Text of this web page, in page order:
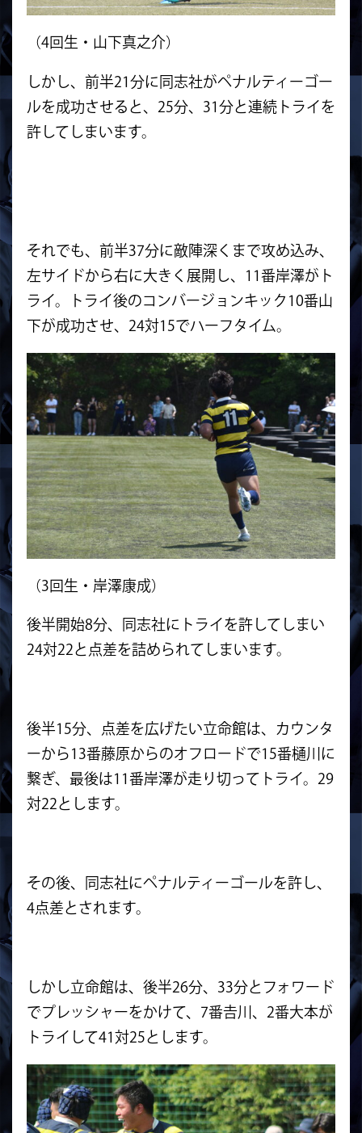
（4回生・山下真之介）
しかし、前半21分に同志社がペナルティーゴー
ルを成功させると、25分、31分と連続トライを
許してしまいます。
それでも、前半37分に敵陣深くまで攻め込み、
左サイドから右に大きく展開し、11番岸澤がト
ライ。トライ後のコンバージョンキック10番山
下が成功させ、24対15でハーフタイム。
（3回生・岸澤康成）
後半開始8分、同志社にトライを許してしまい
24対22と点差を詰められてしまいます。
後半15分、点差を広げたい立命館は、カウンタ
ーから13番藤原からのオフロードで15番樋川に
繋ぎ、最後は11番岸澤が走り切ってトライ。29
対22とします。
その後、同志社にペナルティーゴールを許し、
4点差とされます。
しかし立命館は、後半26分、33分とフォワード
でプレッシャーをかけて、7番𠮷川、2番大本が
トライして41対25とします。